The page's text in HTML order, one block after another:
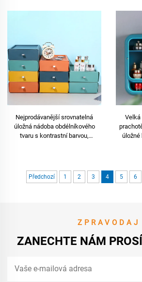
Nejprodávanější srovnatelná
úložná nádoba obdélníkového
tvaru s kontrastní barvou,
Velká
úložné
Předchozí 1 2 3 4 5 6
ZPRAVODAJ
ZANECHTE NÁM